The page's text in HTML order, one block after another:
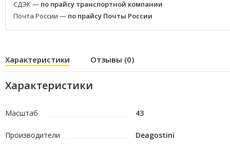
СДЭК — по прайсу транспортной компании
Почта России — по прайсу Почты России
Характеристики Отзывы (0)
Характеристики
Масштаб 43
Производители Deagostini